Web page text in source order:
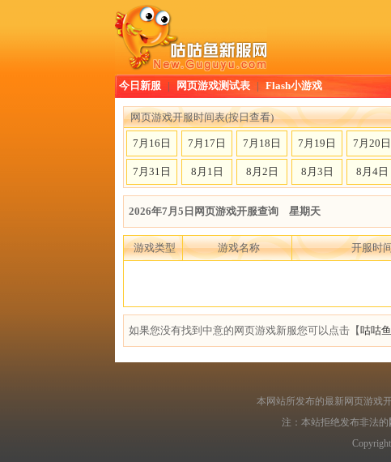
今日新服 | 网页游戏测试表 | Flash小游戏
网页游戏开服时间表(按日查看)
7月16日 7月17日 7月18日 7月19日 7月20日
7月31日 8月1日 8月2日 8月3日 8月4日
2026年7月5日网页游戏开服查询 星期天
游戏类型 游戏名称 开服时
如果您没有找到中意的网页游戏新服您可以点击【咕咕
本网站所发布的最新网页游戏
注：本站拒绝发布非法的